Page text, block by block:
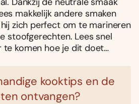
makkelijk andere smaken
zich perfect om te marineren
stoofgerechten. Lees snel
komen hoe je dit doet…
kooktips en de
ontvangen?